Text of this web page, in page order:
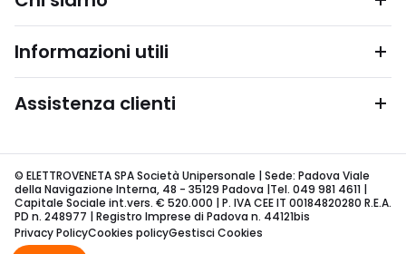
Informazioni utili
Assistenza clienti
© ELETTROVENETA SPA Società Unipersonale | Sede: Padova Viale
della Navigazione Interna, 48 - 35129 Padova |Tel. 049 981 4611 |
Capitale Sociale int.vers. € 520.000 | P. IVA CEE IT 00184820280 R.E.A.
PD n. 248977 | Registro Imprese di Padova n. 44121bis
Privacy PolicyCookies policyGestisci Cookies